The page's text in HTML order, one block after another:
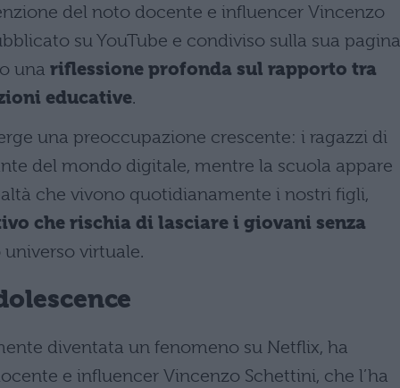
del noto docente e influencer Vincenzo
su YouTube e condiviso sulla sua pagina
una riflessione profonda sul rapporto tra
educative.
una preoccupazione crescente: i ragazzi di
del mondo digitale, mentre la scuola appare
che vivono quotidianamente i nostri figli,
che rischia di lasciare i giovani senza
virtuale.
diventata un fenomeno su Netflix, ha
e influencer Vincenzo Schettini, che l’ha